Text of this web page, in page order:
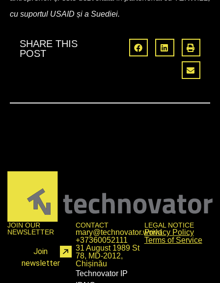
cu suportul USAID și a Suediei.
SHARE THIS
POST
JOIN OUR
NEWSLETTER
Join
newsletter
CONTACT
mary@technovator.world
+37360052111
31 August 1989 St
78, MD-2012,
Chișinău
Technovator IP
LEGAL NOTICE
Privacy Policy
Terms of Service